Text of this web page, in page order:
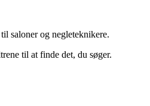
saloner og negleteknikere.
til at finde det, du søger.